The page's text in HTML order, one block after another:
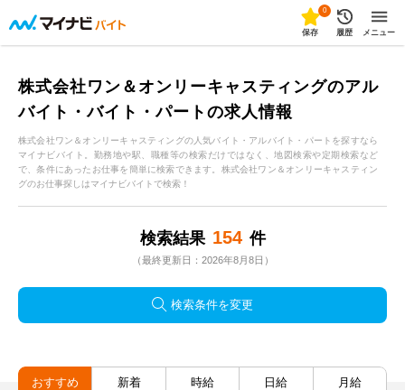
0
保存 履歴 メニュー
株式会社ワン＆オンリーキャスティングのアル
バイト・バイト・パートの求人情報
株式会社ワン＆オンリーキャスティングの人気バイト・アルバイト・パートを探すなら
マイナビバイト。勤務地や駅、職種等の検索だけではなく、地図検索や定期検索など
で、条件にあったお仕事を簡単に検索できます。株式会社ワン＆オンリーキャスティン
グのお仕事探しはマイナビバイトで検索！
検索結果 154 件
（最終更新日：2026年8月8日）
検索条件を変更
おすすめ 新着 時給 日給 月給